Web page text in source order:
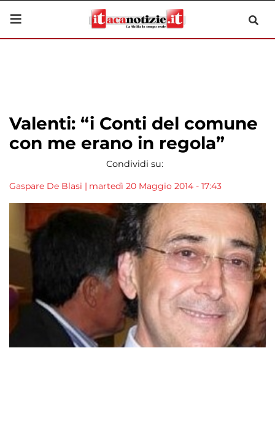
Valenti: “i Conti del comune
con me erano in regola”
Condividi su:
Gaspare De Blasi | martedì 20 Maggio 2014 - 17:43